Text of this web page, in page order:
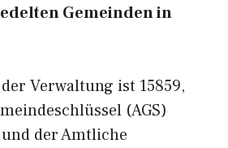
Gemeinden in
Verwaltung ist 15859,
(AGS)
der Amtliche